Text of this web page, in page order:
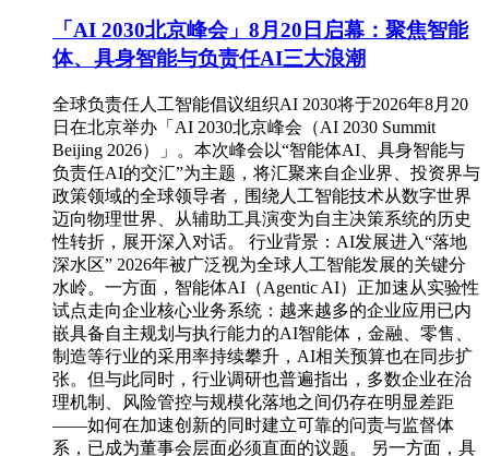
「AI 2030北京峰会」8月20日启幕：聚焦智能
体、具身智能与负责任AI三大浪潮
全球负责任人工智能倡议组织AI 2030将于2026年8月20
日在北京举办「AI 2030北京峰会（AI 2030 Summit
Beijing 2026）」。本次峰会以“智能体AI、具身智能与
负责任AI的交汇”为主题，将汇聚来自企业界、投资界与
政策领域的全球领导者，围绕人工智能技术从数字世界
迈向物理世界、从辅助工具演变为自主决策系统的历史
性转折，展开深入对话。 行业背景：AI发展进入“落地
深水区” 2026年被广泛视为全球人工智能发展的关键分
水岭。一方面，智能体AI（Agentic AI）正加速从实验性
试点走向企业核心业务系统：越来越多的企业应用已内
嵌具备自主规划与执行能力的AI智能体，金融、零售、
制造等行业的采用率持续攀升，AI相关预算也在同步扩
张。但与此同时，行业调研也普遍指出，多数企业在治
理机制、风险管控与规模化落地之间仍存在明显差距
——如何在加速创新的同时建立可靠的问责与监督体
系，已成为董事会层面必须直面的议题。 另一方面，具